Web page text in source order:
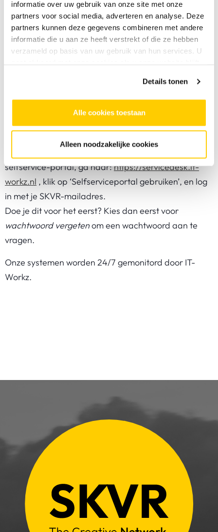
informatie over uw gebruik van onze site met onze
partners voor social media, adverteren en analyse. Deze
partners kunnen deze gegevens combineren met andere
informatie die u aan ze heeft verstrekt of die ze hebben
verzameld op basis van uw gebruik van hun services. U
Details tonen
Alle cookies toestaan
Alleen noodzakelijke cookies
Het beheer en dagelijkse dienstverlening heeft SKVR
overgedragen aan IT-Workz. Dat houdt in dat als je
een probleem hebt met ICT, jij zelf contact opneemt
met de helpdesk van IT-Workz. Ze staan voor je klaar
Je kunt ook een issue opvoeren in Topdesk. Dat kan
uiteraard op ieder moment van de dag, maar er
naar gekeken. Voor het invoeren van storingen in de
selfservice-portal, ga naar:https://servicedesk.it-
workz.nl , klik op ‘Selfserviceportal gebruiken’, en log
in met je SKVR-mailadres.
Doe je dit voor het eerst? Kies dan eerst voor
wachtwoord vergetenom een wachtwoord aan te
vragen.
Onze systemen worden 24/7 gemonitord door IT-
Workz.